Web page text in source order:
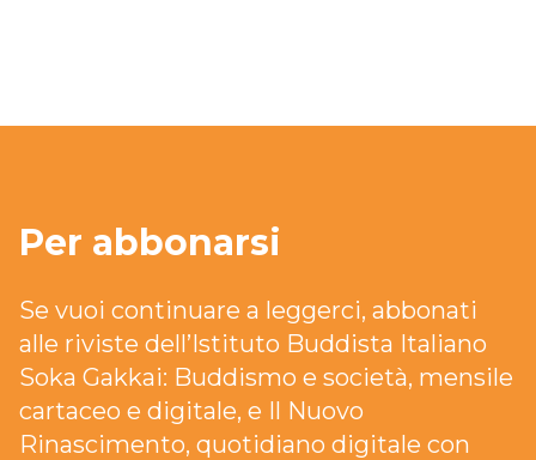
Per abbonarsi
Se vuoi continuare a leggerci, abbonati
alle riviste dell’Istituto Buddista Italiano
Soka Gakkai: Buddismo e società, mensile
cartaceo e digitale, e Il Nuovo
Rinascimento, quotidiano digitale con